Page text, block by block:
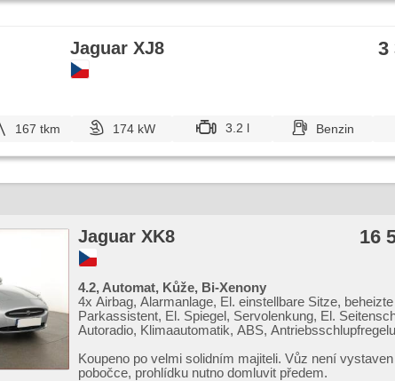
Jaguar XJ8 3
167 tkm 174 kW 3.2 l Benzin
Jaguar XK8 16
4.2, Automat, Kůže, Bi-Xenony
4x Airbag, Alarmanlage, El. einstellbare Sitze,
Parkassistent, El. Spiegel, Servolenkung, El.
Autoradio, Klimaautomatik, ABS,
Elektronisches Stabilitätsprogramm (ESP),
beheizte Sitze, Ledersitze, Scheibenwischersensor,
Koupeno po velmi solidním majiteli. Vůz není
pobočce,​ prohlídku nutno domluvit předem.